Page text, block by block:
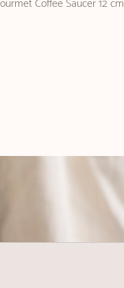
Coffee Saucer 12 cm